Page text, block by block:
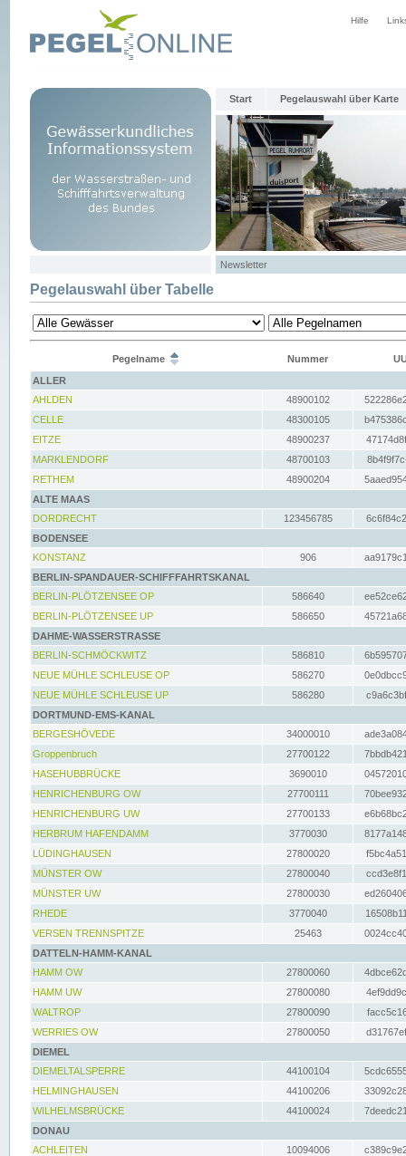
Hilfe
Start Pegelauswahl über Karte
Newsletter
Pegelauswahl über Tabelle
Pegelname Nummer
ALLER
AHLDEN
48900102
CELLE
48300105
EITZE
48900237
MARKLENDORF
48700103
RETHEM
48900204
ALTE MAAS
DORDRECHT
123456785
BODENSEE
KONSTANZ
906
BERLIN-SPANDAUER-SCHIFFFAHRTSKANAL
BERLIN-PLÖTZENSEE OP
586640
BERLIN-PLÖTZENSEE UP
586650
DAHME-WASSERSTRASSE
BERLIN-SCHMÖCKWITZ
586810
NEUE MÜHLE SCHLEUSE OP
586270
NEUE MÜHLE SCHLEUSE UP
586280
DORTMUND-EMS-KANAL
BERGESHÖVEDE
34000010
Groppenbruch
27700122
HASEHUBBRÜCKE
3690010
HENRICHENBURG OW
27700111
HENRICHENBURG UW
27700133
HERBRUM HAFENDAMM
3770030
LÜDINGHAUSEN
27800020
MÜNSTER OW
27800040
MÜNSTER UW
27800030
RHEDE
3770040
VERSEN TRENNSPITZE
25463
DATTELN-HAMM-KANAL
HAMM OW
27800060
HAMM UW
27800080
WALTROP
27800090
WERRIES OW
27800050
DIEMEL
DIEMELTALSPERRE
44100104
HELMINGHAUSEN
44100206
WILHELMSBRÜCKE
44100024
DONAU
ACHLEITEN
10094006